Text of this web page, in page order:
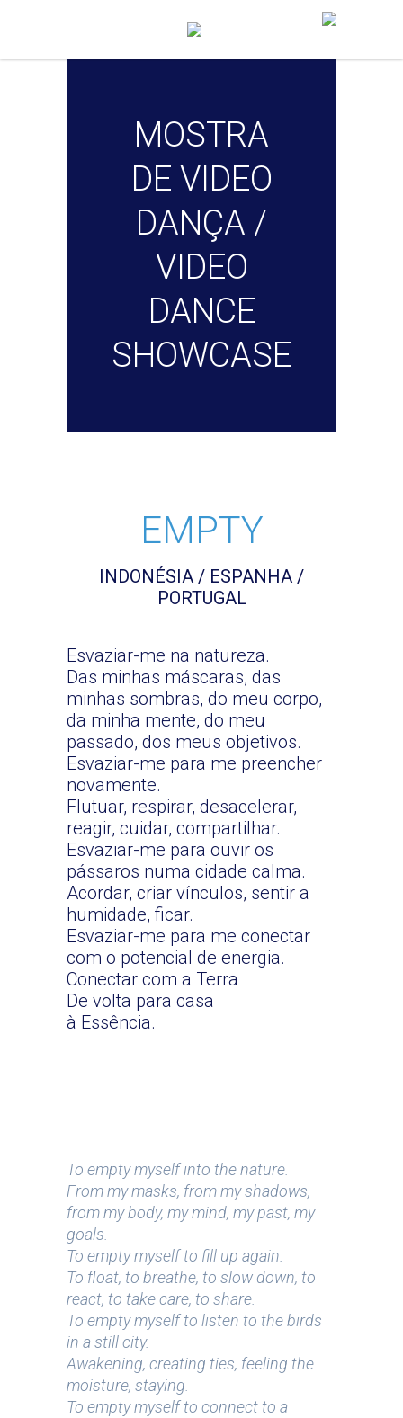
MOSTRA
DE VIDEO
DANÇA /
VIDEO
DANCE
SHOWCASE
EMPTY
INDONÉSIA / ESPANHA /
PORTUGAL
Esvaziar-me na natureza.
Das minhas máscaras, das
minhas sombras, do meu corpo,
da minha mente, do meu
passado, dos meus objetivos.
Esvaziar-me para me preencher
novamente.
Flutuar, respirar, desacelerar,
reagir, cuidar, compartilhar.
Esvaziar-me para ouvir os
pássaros numa cidade calma.
Acordar, criar vínculos, sentir a
humidade, ficar.
Esvaziar-me para me conectar
com o potencial de energia.
Conectar com a Terra
De volta para casa
à Essência.
To empty myself into the nature.
From my masks, from my shadows,
from my body, my mind, my past, my
goals.
To empty myself to fill up again.
To float, to breathe, to slow down, to
react, to take care, to share.
To empty myself to listen to the birds
in a still city.
Awakening, creating ties, feeling the
moisture, staying.
To empty myself to connect to a